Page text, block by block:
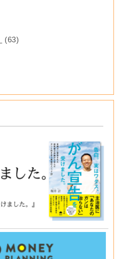
(63)